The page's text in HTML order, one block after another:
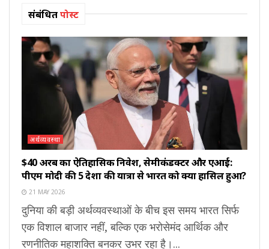
संबंधितपोस्ट
अर्थव्यवस्था
$40 अरब का ऐतिहासिक निवेश, सेमीकंडक्टर और एआई:
पीएम मोदी की 5 देशों की यात्रा से भारत को क्या हासिल हुआ?
21 MAY 2026
दुनिया की बड़ी अर्थव्यवस्थाओं के बीच इस समय भारत सिर्फ
एक विशाल बाजार नहीं, बल्कि एक भरोसेमंद आर्थिक और
रणनीतिक महाशक्ति बनकर उभर रहा है।...